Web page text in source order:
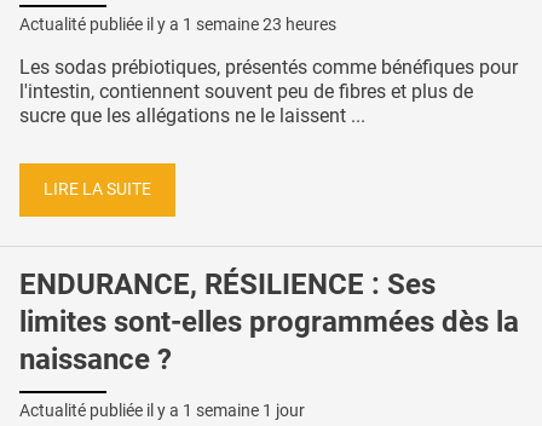
Actualité publiée il y a 1 semaine 23 heures
Les sodas prébiotiques, présentés comme bénéfiques pour
l'intestin, contiennent souvent peu de fibres et plus de
sucre que les allégations ne le laissent ...
LIRE LA SUITE
ENDURANCE, RÉSILIENCE : Ses
limites sont-elles programmées dès la
naissance ?
Actualité publiée il y a 1 semaine 1 jour